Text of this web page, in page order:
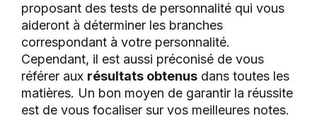
proposant des tests de personnalité qui vous
aideront à déterminer les branches
correspondant à votre personnalité.
Cependant, il est aussi préconisé de vous
référer aux résultats obtenus dans toutes les
matières. Un bon moyen de garantir la réussite
est de vous focaliser sur vos meilleures notes.